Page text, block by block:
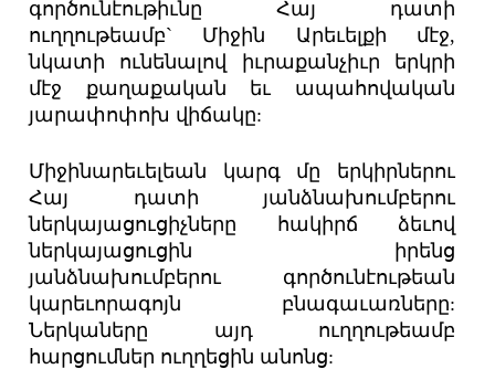
գործունէութիւնը Հայ դատի
ուղղութեամբ` Միջին Արեւելքի մէջ,
նկատի ունենալով իւրաքանչիւր երկրի
մէջ քաղաքական եւ ապահովական
յարափոփոխ վիճակը:
Միջինարեւելեան կարգ մը երկիրներու
Հայ դատի յանձնախումբերու
ներկայացուցիչները հակիրճ ձեւով
ներկայացուցին իրենց
յանձնախումբերու գործունէութեան
կարեւորագոյն բնագաւառները:
Ներկաները այդ ուղղութեամբ
հարցումներ ուղղեցին անոնց: